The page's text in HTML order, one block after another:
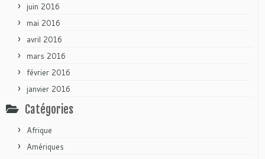
juin 2016
mai 2016
avril 2016
mars 2016
février 2016
janvier 2016
Catégories
Afrique
Amériques